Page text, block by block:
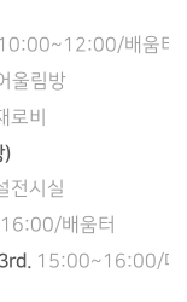
10:00~12:00/배움터
울림방
비
)
시실
배움터
15:00~16:00/대